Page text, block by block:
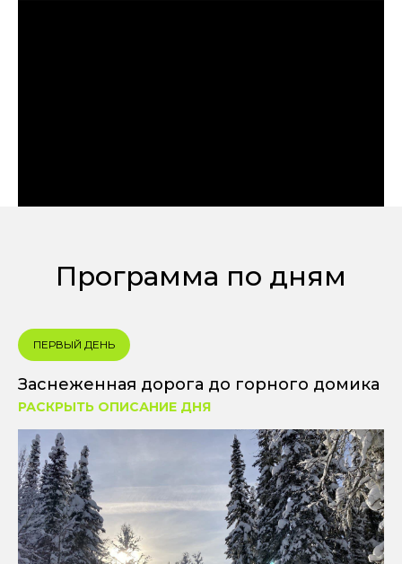
Программа по дням
ПЕРВЫЙ ДЕНЬ
Заснеженная дорога до горного домика
РАСКРЫТЬ ОПИСАНИЕ ДНЯ